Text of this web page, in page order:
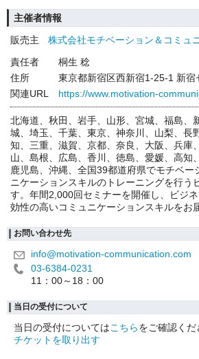
主催者情報
販売主
株式会社モチベーション＆コミュ
責任者
桐生 稔
住所
東京都新宿区西新宿1-25-1 新宿
関連URL
https://www.motivation-
北海道、秋田、岩手、山形、宮城、福島、
城、埼玉、千葉、東京、神奈川、山梨、長
知、三重、滋賀、京都、奈良、大阪、兵庫
山、島根、広島、香川、徳島、愛媛、高知
鹿児島、沖縄、全国39都道府県でモチベー
ニケーションスキルのトレーニングを行う
す。年間2,000回セミナーを開催し、ビジ
効性の高いコミュニケーションスキルをお
お問い合わせ先
info@motivation-communication.com
03-6384-0231
11：00～18：00
当日の受付について
当日の受付についてはこちらをご確認くだ
チケットを取り出す